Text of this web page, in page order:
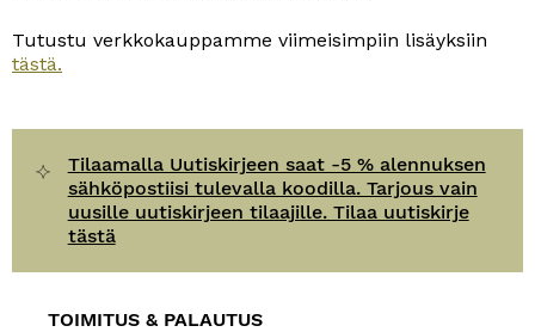
Tutustu verkkokauppamme viimeisimpiin lisäyksiin
tästä.
Tilaamalla Uutiskirjeen saat -5 % alennuksen
sähköpostiisi tulevalla koodilla. Tarjous vain
uusille uutiskirjeen tilaajille. Tilaa uutiskirje
tästä
TOIMITUS & PALAUTUS